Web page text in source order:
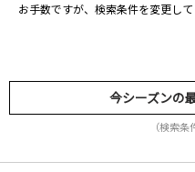
お手数ですが、検索条件を変更して
今シーズンの
（検索条